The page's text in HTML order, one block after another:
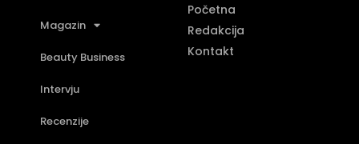
Magazin
Beauty Business
Intervju
Recenzije
Početna
Redakcija
Kontakt